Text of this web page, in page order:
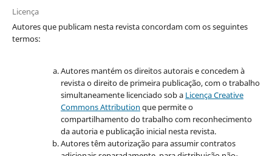
Licença
Autores que publicam nesta revista concordam com os seguintes
termos:
Autores mantém os direitos autorais e concedem à
revista o direito de primeira publicação, com o trabalho
simultaneamente licenciado sob a Licença Creative
Commons Attribution que permite o
compartilhamento do trabalho com reconhecimento
da autoria e publicação inicial nesta revista.
Autores têm autorização para assumir contratos